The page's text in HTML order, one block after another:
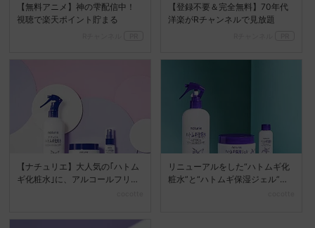
【無料アニメ】神の雫配信中！
視聴で楽天ポイント貯まる
【登録不要＆完全無料】70年代
洋楽がRチャンネルで見放題
【ナチュリエ】大人気の｢ハトム
ギ化粧水｣に、アルコールフリー
リニューアルをした“ハトムギ化
粧水”と“ハトムギ保湿ジェル”が